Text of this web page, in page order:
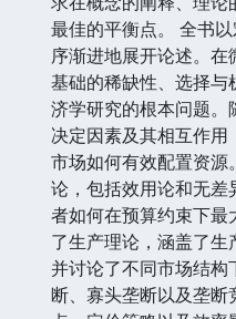
最佳的平衡点。 全书
序渐进地展开论述。
基础的稀缺性、选择
济学研究的根本问题。
决定因素及其相互作
市场如何有效配置资源
论，包括效用论和无
者如何在预算约束下
了生产理论，涵盖了生
并讨论了不同市场结
断、寡头垄断以及垄